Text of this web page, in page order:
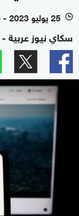
l 25 يوليو 2023 - 10:36 بتوقيت أبوظبي
سكاي نيوز عربية